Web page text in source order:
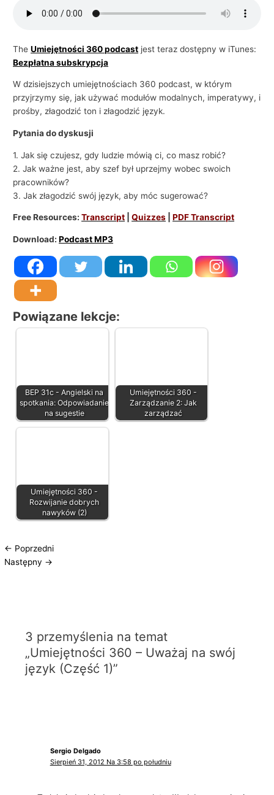
TheUmiejętności 360 podcast jest teraz dostępny w iTunes:
Bezpłatna subskrypcja
W dzisiejszych umiejętnościach 360 podcast, w którym
przyjrzymy się, jak używać modułów modalnych, imperatywy, i
prośby, złagodzić ton i złagodzić język.
Pytania do dyskusji
1. Jak się czujesz, gdy ludzie mówią ci, co masz robić?
2. Jak ważne jest, aby szef był uprzejmy wobec swoich
pracowników?
3. Jak złagodzić swój język, aby móc sugerować?
Free Resources:Transcript |Quizzes |PDF Transcript
Download:Podcast MP3
Powiązane lekcje:
BEP 31c - Angielski na
spotkania: Odpowiadanie
na sugestie
Umiejętności 360 -
Zarządzanie 2: Jak
zarządzać
Umiejętności 360 -
Rozwijanie dobrych
nawyków (2)
← Poprzedni
Następny →
3 przemyślenia na temat
„Umiejętności 360 – Uważaj na swój
język (Część 1)”
Sergio Delgado
Sierpień 31, 2012 Na 3:58 po południu
l
s
k
i
e
g
b
i
z
s
e